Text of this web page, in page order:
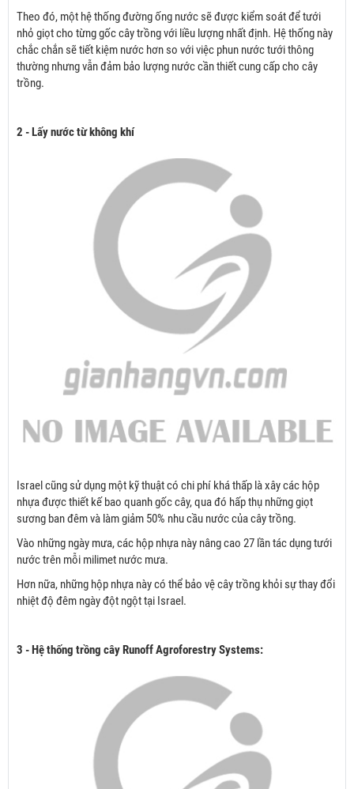
Theo đó, một hệ thống đường ống nước sẽ được kiểm soát để tưới
nhỏ giọt cho từng gốc cây trồng với liều lượng nhất định. Hệ thống này
chắc chắn sẽ tiết kiệm nước hơn so với việc phun nước tưới thông
thường nhưng vẫn đảm bảo lượng nước cần thiết cung cấp cho cây
trồng.
2 - Lấy nước từ không khí
Israel cũng sử dụng một kỹ thuật có chi phí khá thấp là xây các hộp
nhựa được thiết kế bao quanh gốc cây, qua đó hấp thụ những giọt
sương ban đêm và làm giảm 50% nhu cầu nước của cây trồng.
Vào những ngày mưa, các hộp nhựa này nâng cao 27 lần tác dụng tưới
nước trên mỗi milimet nước mưa.
Hơn nữa, những hộp nhựa này có thể bảo vệ cây trồng khỏi sự thay đổi
nhiệt độ đêm ngày đột ngột tại Israel.
3 - Hệ thống trồng cây Runoff Agroforestry Systems: